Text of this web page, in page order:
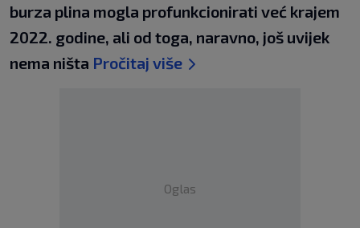
burza plina mogla profunkcionirati već krajem
2022. godine, ali od toga, naravno, još uvijek
nema ništa Pročitaj više
Oglas